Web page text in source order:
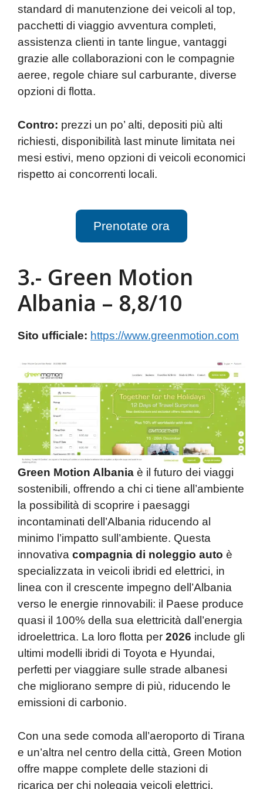
standard di manutenzione dei veicoli al top,
pacchetti di viaggio avventura completi,
assistenza clienti in tante lingue, vantaggi
grazie alle collaborazioni con le compagnie
aeree, regole chiare sul carburante, diverse
opzioni di flotta.
Contro: prezzi un po’ alti, depositi più alti
richiesti, disponibilità last minute limitata nei
mesi estivi, meno opzioni di veicoli economici
rispetto ai concorrenti locali.
Prenotate ora
3.- Green Motion
Albania – 8,8/10
Sito ufficiale: https://www.greenmotion.com
Green Motion Albania è il futuro dei viaggi
sostenibili, offrendo a chi ci tiene all’ambiente
la possibilità di scoprire i paesaggi
incontaminati dell’Albania riducendo al
minimo l’impatto sull’ambiente. Questa
innovativa compagnia di noleggio auto è
specializzata in veicoli ibridi ed elettrici, in
linea con il crescente impegno dell’Albania
verso le energie rinnovabili: il Paese produce
quasi il 100% della sua elettricità dall’energia
idroelettrica. La loro flotta per 2026 include gli
ultimi modelli ibridi di Toyota e Hyundai,
perfetti per viaggiare sulle strade albanesi
che migliorano sempre di più, riducendo le
emissioni di carbonio.
Con una sede comoda all’aeroporto di Tirana
e un’altra nel centro della città, Green Motion
offre mappe complete delle stazioni di
ricarica per chi noleggia veicoli elettrici,